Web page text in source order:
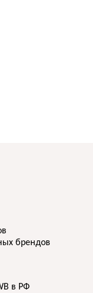
брендов
в РФ